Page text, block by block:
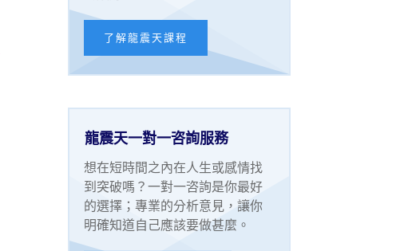
了解龍震天課程
龍震天一對一咨詢服務
想在短時間之內在人生或感情找
到突破嗎？一對一咨詢是你最好
的選擇；專業的分析意見，讓你
明確知道自己應該要做甚麼。